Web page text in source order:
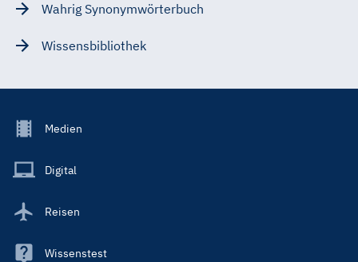
Wahrig Synonymwörterbuch
Wissensbibliothek
Footer
Main
Medien
Digital
Reisen
Wissenstest